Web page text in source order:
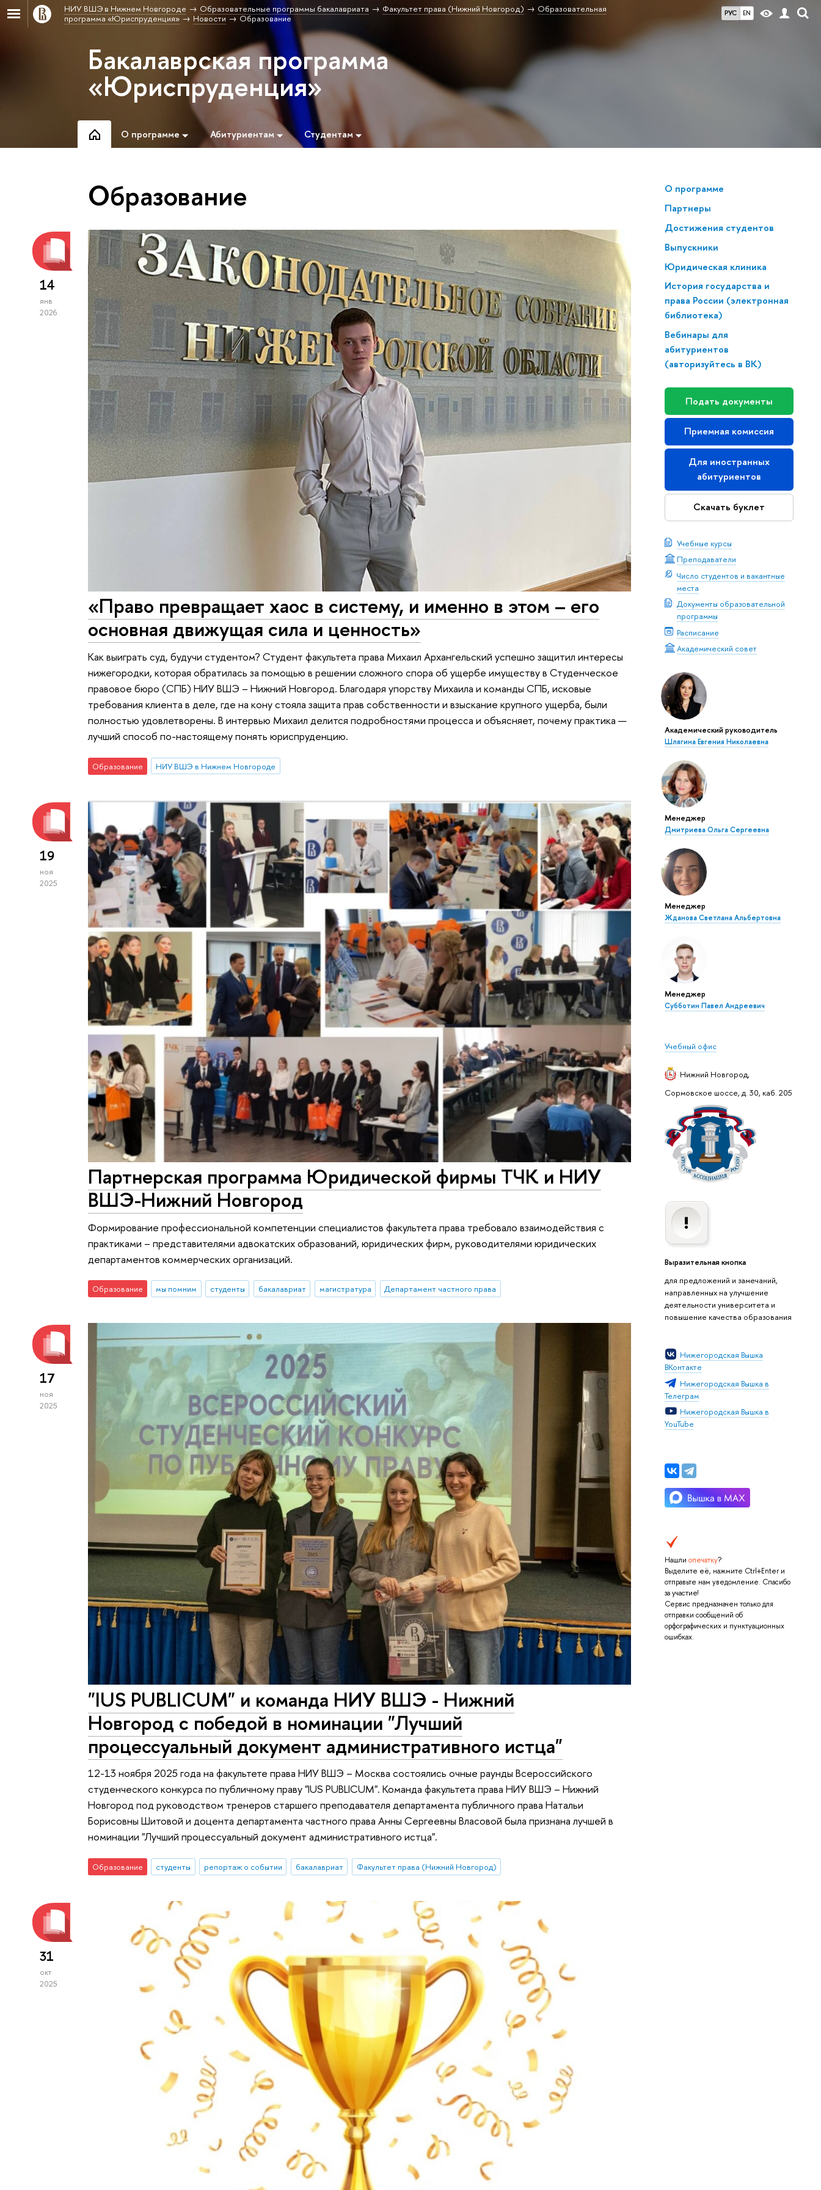
РУС EN
НИУ ВШЭ в Нижнем Новгороде Образовательные программы бакалавриата Факультет права (Нижний Новгород)
Образовательная
программа «Юриспруденция»
Новости Образование
Бакалаврская программа
«Юриспруденция»
О программе Абитуриентам Студентам
О программе
Партнеры
Достижения студентов
Выпускники
Юридическая клиника
История государства и
права России (электронная
библиотека)
Вебинары для
абитуриентов
(авторизуйтесь в ВК)
Подать документы
Приемная комиссия
Для иностранных
абитуриентов
Скачать буклет
Учебные курсы
Преподаватели
Число студентов и вакантные
места
Документы образовательной
программы
Расписание
Академический совет
Академический руководитель
Шлягина Евгения Николаевна
Менеджер
Дмитриева Ольга Сергеевна
Менеджер
Жданова Светлана Альбертовна
Менеджер
Субботин Павел Андреевич
Учебный офис
Нижний Новгород,
Сормовское шоссе, д. 30, каб. 205
Выразительная кнопка
для предложений и замечаний,
направленных на улучшение
деятельности университета и
повышение качества образования
Нижегородская Вышка
ВКонтакте
Нижегородская Вышка в
Телеграм
Нижегородская Вышка в
YouTube
Нашли опечатку?
Выделите её, нажмите Ctrl+Enter и
отправьте нам уведомление. Спасибо
за участие!
Сервис предназначен только для
отправки сообщений об
орфографических и пунктуационных
ошибках.
Образование
14
янв
2026
«Право превращает хаос в систему, и именно в этом – его
основная движущая сила и ценность»
Как выиграть суд, будучи студентом? Студент факультета права Михаил Архангельский успешно защитил интересы
нижегородки, которая обратилась за помощью в решении сложного спора об ущербе имуществу в Студенческое
правовое бюро (СПБ) НИУ ВШЭ – Нижний Новгород. Благодаря упорству Михаила и команды СПБ, исковые
требования клиента в деле, где на кону стояла защита прав собственности и взыскание крупного ущерба, были
полностью удовлетворены. В интервью Михаил делится подробностями процесса и объясняет, почему практика —
лучший способ по-настоящему понять юриспруденцию.
Образование НИУ ВШЭ в Нижнем Новгороде
19
ноя
2025
Партнерская программа Юридической фирмы ТЧК и НИУ
ВШЭ-Нижний Новгород
Формирование профессиональной компетенции специалистов факультета права требовало взаимодействия с
практиками – представителями адвокатских образований, юридических фирм, руководителями юридических
департаментов коммерческих организаций.
Образование мы помним студенты бакалавриат магистратура Департамент частного права
17
ноя
2025
"IUS PUBLICUM" и команда НИУ ВШЭ - Нижний
Новгород с победой в номинации "Лучший
процессуальный документ административного истца"
12-13 ноября 2025 года на факультете права НИУ ВШЭ – Москва состоялись очные раунды Всероссийского
студенческого конкурса по публичному праву "IUS PUBLICUM". Команда факультета права НИУ ВШЭ – Нижний
Новгород под руководством тренеров старшего преподавателя департамента публичного права Натальи
Борисовны Шитовой и доцента департамента частного права Анны Сергеевны Власовой была признана лучшей в
номинации "Лучший процессуальный документ административного истца".
Образование студенты репортаж о событии бакалавриат Факультет права (Нижний Новгород)
31
окт
2025